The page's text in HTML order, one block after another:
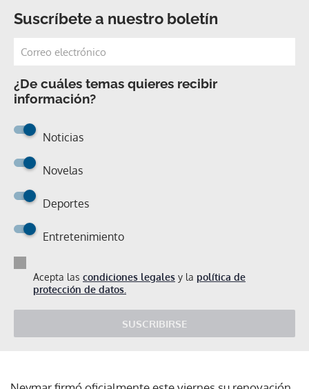
Suscríbete a nuestro boletín
¿De cuáles temas quieres recibir
información?
Noticias
Novelas
Deportes
Entretenimiento
Acepta las condiciones legales y la política de
protección de datos.
SUSCRIBIRSE